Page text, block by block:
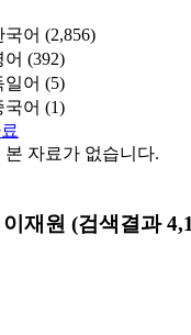
국어 (2,856)
어 (392)
일어 (5)
국어 (1)
본 자료가 없습니다.
재원 (검색결과